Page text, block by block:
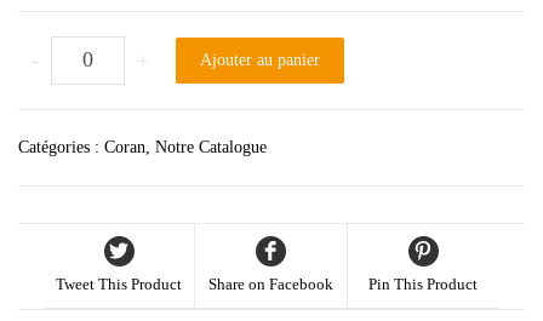
- quantité de Commentaire du Coran - chapitre 'Amma
+ Ajouter au panier
Catégories : Coran Notre Catalogue
Tweet This Product Share on Facebook Pin This Product